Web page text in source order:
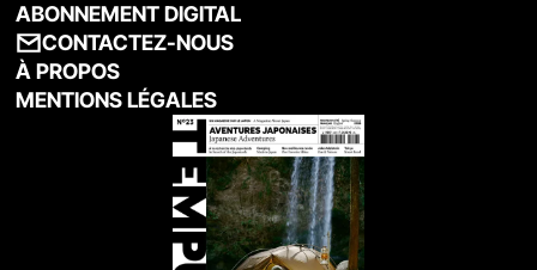
ABONNEMENT DIGITAL
CONTACTEZ-NOUS
À PROPOS
MENTIONS LÉGALES